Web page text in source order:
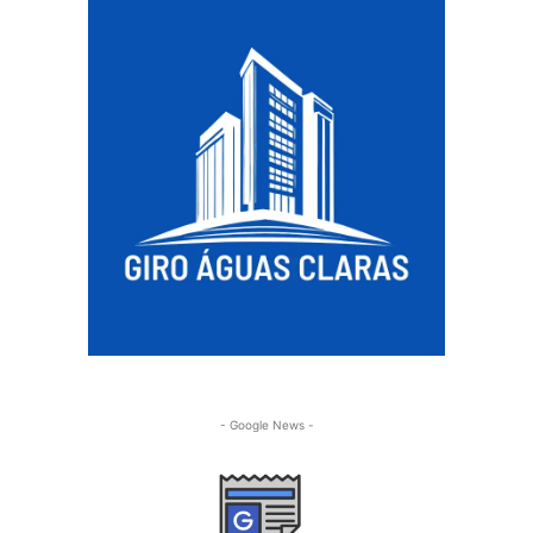
- Google News -